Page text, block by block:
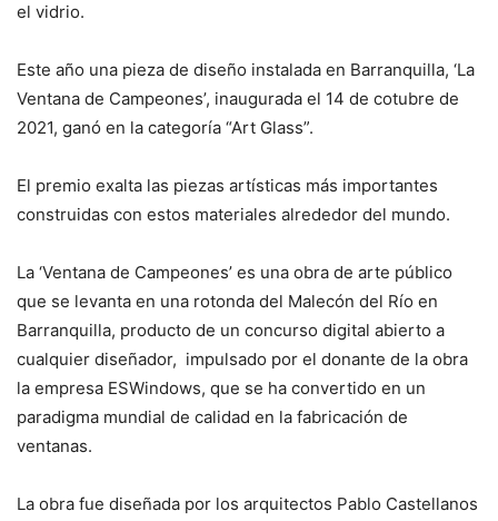
el vidrio.
Este año una pieza de diseño instalada en Barranquilla, ‘La
Ventana de Campeones’, inaugurada el 14 de cotubre de
2021, ganó en la categoría “Art Glass”.
El premio exalta las piezas artísticas más importantes
construidas con estos materiales alrededor del mundo.
La ‘Ventana de Campeones’ es una obra de arte público
que se levanta en una rotonda del Malecón del Río en
Barranquilla, producto de un concurso digital abierto a
cualquier diseñador, impulsado por el donante de la obra
la empresa ESWindows, que se ha convertido en un
paradigma mundial de calidad en la fabricación de
ventanas.
La obra fue diseñada por los arquitectos Pablo Castellanos